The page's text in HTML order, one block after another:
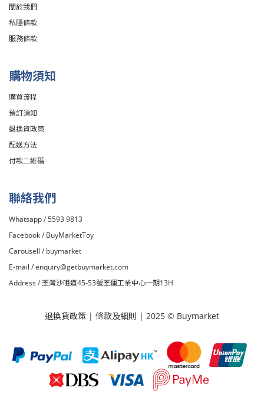
關於我們
私隱條款
服務條款
購物須知
購買流程
預訂須知
退換貨政策
配送方法
付款二維碼
聯絡我們
Whatsapp / 5593 9813
Facebook / BuyMarketToy
Carousell / buymarket
E-mail /enquiry@getbuymarket.com
Address / 荃灣沙咀道45-53號荃運工業中心一期13H
退換貨政策 | 條款及細則 | 2025 © Buymarket